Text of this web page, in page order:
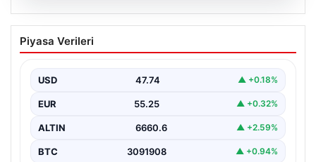
Bahçeli’den çerçeve yasa açıklaması:
Bin yıllık kardeşliğimiz tescillendi
Kardeşliğimiz Resmen Tescillendi”, “content”: “ Milliyetçi
Hareket…
Piyasa Verileri
USD 47.74 ▲ +0.18%
EUR 55.25 ▲ +0.32%
ALTIN 6660.6 ▲ +2.59%
BTC 3091908 ▲ +0.94%